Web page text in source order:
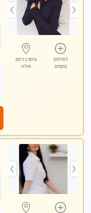
לפרטים
נוספים
עיסוי בדרום
אילת